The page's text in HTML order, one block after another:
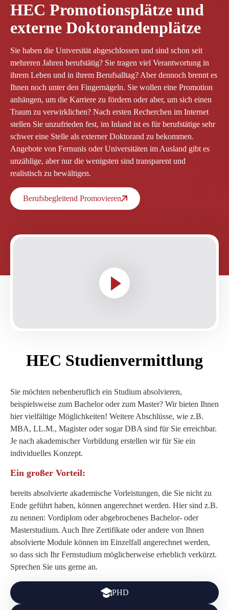
HEC Promotionsplätze und
externe Doktorandenplätze
Sie haben die Universität abgeschlossen und sind schon seit
mehreren Jahren berufstätig? Sie tragen viel Verantwortung in
ihrem Leben und in ihrem Berufsalltag? Aber dennoch brennt es
Ihnen noch unter den Fingernägeln. Sie wollen eine Promotion
anhängen, um die Karriere zu fördern oder aber, um sich einen
Traum zu verwirklichen? Nach ersten Recherchen im Internet
stellen Sie unzufrieden fest, im Inland ist es für berufstätige sehr
schwer eine Stelle als externer Doktorand zu bekommen.
Angebote von Fernunis oder Universitäten im Ausland gibt es
unzählige, aber nur die wenigsten sind transparent und
realistisch zu bewältigen.
Berufsbegleitend Promovieren
HEC Studienvermittlung
Sie möchten nebenberuflich ein Studium absolvieren,
beispielsweise zum Bachelor oder zum Master? Wir bieten Ihnen
hier vielfältige Möglichkeiten! Weitere Abschlüsse, wie z.B.
MBA, LL.M., Magister oder sogar DBA sind für Sie erreichbar.
Je nach akademischer Vorbildung erstellen wir für Sie ein
individuelles Konzept.
Ein großer Vorteil:
bereits absolvierte akademische Vorleistungen, die Sie nicht zu
Ende geführt haben, können angerechnet werden. Hier sind z.B.
zu nennen: Vordiplom oder abgebrochenes Bachelor- oder
Masterstudium. Auch Ihre Zertifikate oder andere von Ihnen
absolvierte Module können im Einzelfall angerechnet werden,
so dass sich Ihr Fernstudium möglicherweise erheblich verkürzt.
Sprechen Sie uns gerne an.
PHD